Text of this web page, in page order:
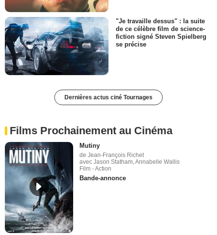
"Je travaille dessus" : la suite
de ce célèbre film de science-
fiction signé Steven Spielberg
se précise
Dernières actus ciné Tournages
Films Prochainement au Cinéma
Mutiny
de Jean-François Richet
avec Jason Statham, Annabelle Wallis
Film - Action
Bande-annonce